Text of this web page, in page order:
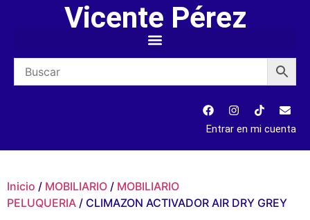
Vicente Pérez
Entrar en mi cuenta
Inicio / MOBILIARIO / MOBILIARIO
PELUQUERIA / CLIMAZON ACTIVADOR AIR DRY GREY